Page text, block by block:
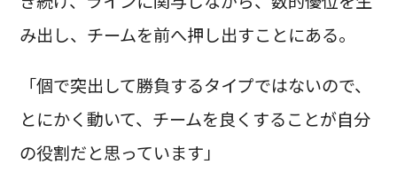
み出し、チームを前へ押し出すことにある。
「個で突出して勝負するタイプではないので、
とにかく動いて、チームを良くすることが自分
の役割だと思っています」